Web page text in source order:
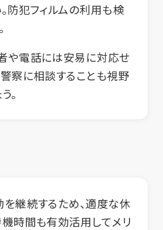
防犯フィルムの利用も検
や電話には安易に対応せ
察に相談することも視野
。
を継続するため、適度な休
時間も有効活用してメリ